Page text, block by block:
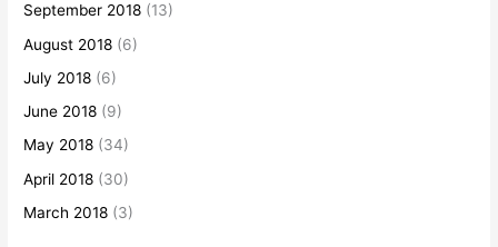
September 2018 (13)
August 2018 (6)
July 2018 (6)
June 2018 (9)
May 2018 (34)
April 2018 (30)
March 2018 (3)